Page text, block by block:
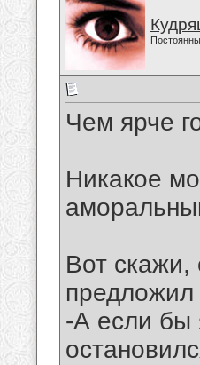
Чем ярче
Никакое
Вот скажи,
-А если бы